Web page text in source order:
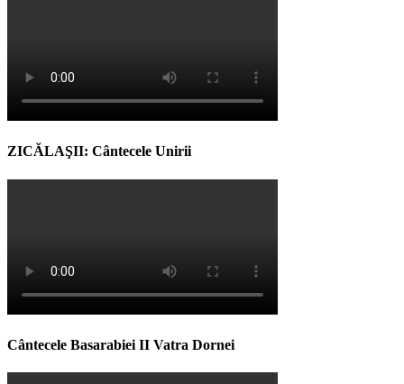
ZICĂLAŞII: Cântecele Unirii
Cântecele Basarabiei II Vatra Dornei